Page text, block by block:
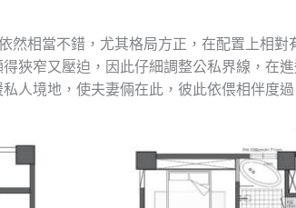
然相當不錯，尤其格局方正，在配置上相
狹窄又壓迫，因此仔細調整公私界線，在
人境地，使夫妻倆在此，彼此依偎相伴度過